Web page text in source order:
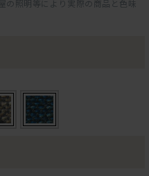
の照明等により実際の商品と色味